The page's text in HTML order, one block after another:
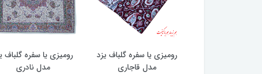
رومیزی یا سفره گلباف یزد
مدل قاجاری
رومیزی یا سفره گلباف
مدل نادری